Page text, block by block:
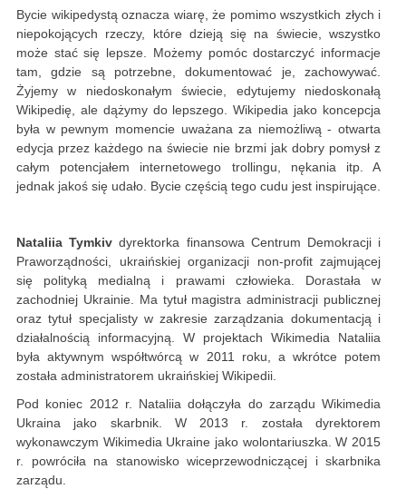
Bycie wikipedystą oznacza wiarę, że pomimo wszystkich złych i
niepokojących rzeczy, które dzieją się na świecie, wszystko
może stać się lepsze. Możemy pomóc dostarczyć informacje
tam, gdzie są potrzebne, dokumentować je, zachowywać.
Żyjemy w niedoskonałym świecie, edytujemy niedoskonałą
Wikipedię, ale dążymy do lepszego. Wikipedia jako koncepcja
była w pewnym momencie uważana za niemożliwą - otwarta
edycja przez każdego na świecie nie brzmi jak dobry pomysł z
całym potencjałem internetowego trollingu, nękania itp. A
jednak jakoś się udało. Bycie częścią tego cudu jest inspirujące.
Nataliia Tymkiv dyrektorka finansowa Centrum Demokracji i
Praworządności, ukraińskiej organizacji non-profit zajmującej
się polityką medialną i prawami człowieka. Dorastała w
zachodniej Ukrainie. Ma tytuł magistra administracji publicznej
oraz tytuł specjalisty w zakresie zarządzania dokumentacją i
działalnością informacyjną. W projektach Wikimedia Nataliia
była aktywnym współtwórcą w 2011 roku, a wkrótce potem
została administratorem ukraińskiej Wikipedii.
Pod koniec 2012 r. Nataliia dołączyła do zarządu Wikimedia
Ukraina jako skarbnik. W 2013 r. została dyrektorem
wykonawczym Wikimedia Ukraine jako wolontariuszka. W 2015
r. powróciła na stanowisko wiceprzewodniczącej i skarbnika
zarządu.